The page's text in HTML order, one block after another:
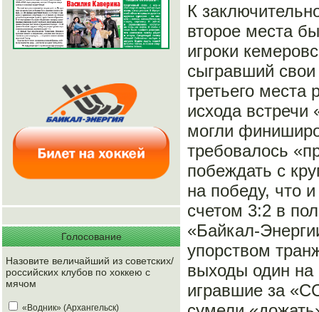
Голосование
Назовите величайший из советских/
российских клубов по хоккею с
мячом
«Водник» (Архангельск)
К
второе места
игроки
сыгравший
третьего
исхода
могли
требовалось
побеждать с
на победу, что
счетом 3:2 в
«Байкал-
упорством
выходы один на
игравшие за